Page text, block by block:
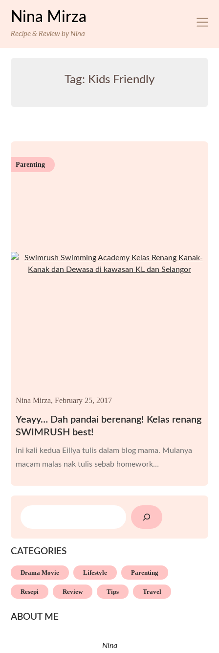
Nina Mirza
Recipe & Review by Nina
Tag: Kids Friendly
Parenting
Yeayy… Dah pandai berenang! Kelas renang
SWIMRUSH best!
Nina Mirza, February 25, 2017
Ini kali kedua Eillya tulis dalam blog mama. Mulanya
macam malas nak tulis sebab homework…
SEARCH
CATEGORIES
Drama Movie Lifestyle Parenting
Resepi Review Tips Travel
ABOUT ME
Nina